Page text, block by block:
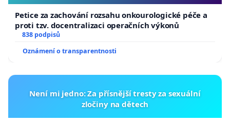
Petice za zachování rozsahu onkourologické péče a
proti tzv. docentralizaci operačních výkonů
838 podpisů
Oznámení o transparentnosti
Není mi jedno: Za přísnější tresty za sexuální
zločiny na dětech